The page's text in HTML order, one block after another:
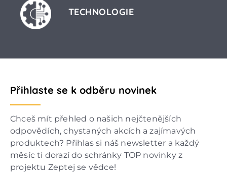
TECHNOLOGIE
Přihlaste se k odběru novinek
Chceš mít přehled o našich nejčtenějších
odpovědích, chystaných akcích a zajímavých
produktech? Přihlas si náš newsletter a každý
měsíc ti dorazí do schránky TOP novinky z
projektu Zeptej se vědce!